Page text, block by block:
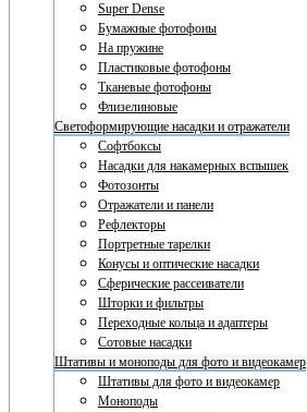
Super Dense
Бумажные фотофоны
На пружине
Пластиковые фотофоны
Тканевые фотофоны
Флизелиновые
Светоформирующие насадки и отражатели
Софтбоксы
Насадки для накамерных вспышек
Фотозонты
Отражатели и панели
Рефлекторы
Портретные тарелки
Конусы и оптические насадки
Сферические рассеиватели
Шторки и фильтры
Переходные кольца и адаптеры
Сотовые насадки
Штативы и моноподы для фото и видеокамер
Штативы для фото и видеокамер
Моноподы